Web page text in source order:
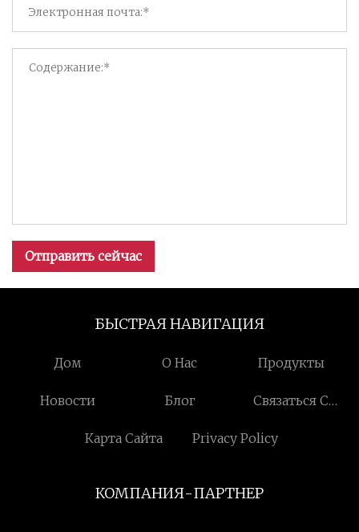
Отправить сейчас
БЫСТРАЯ НАВИГАЦИЯ
Дом О Нас Продукты
Новости Блог
Связаться С
Карта Сайта
Privacy Policy
КОМПАНИЯ-ПАРТНЕР